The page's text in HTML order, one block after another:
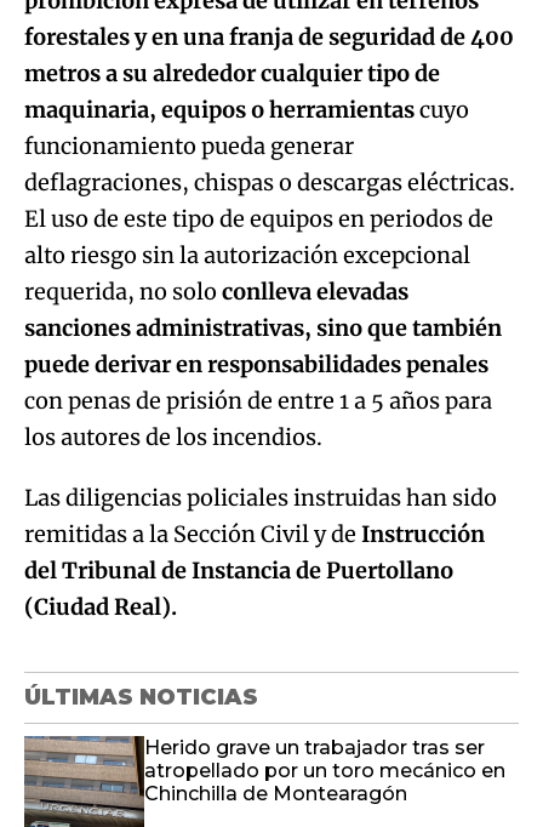
forestales y en una franja de seguridad de 400
metros a su alrededor cualquier tipo de
maquinaria, equipos o herramientascuyo
funcionamiento pueda generar
deflagraciones, chispas o descargas eléctricas.
El uso de este tipo de equipos en periodos de
alto riesgo sin la autorización excepcional
requerida, no solo conlleva elevadas
sanciones administrativas, sino que también
puede derivar en responsabilidades penales
con penas de prisión de entre 1 a 5 años para
los autores de los incendios.
Las diligencias policiales instruidas han sido
remitidas a la Sección Civil y de Instrucción
del Tribunal de Instancia de Puertollano
(Ciudad Real).
ÚLTIMAS NOTICIAS
Herido grave un trabajador tras ser
atropellado por un toro mecánico en
Chinchilla de Montearagón